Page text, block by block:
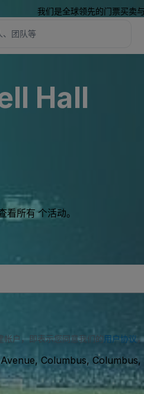
我们是全球领先的门票买卖
Hall
所有 个活动。
帐户，即表示您同意我们的 用户协议
Columbus, Columbus,